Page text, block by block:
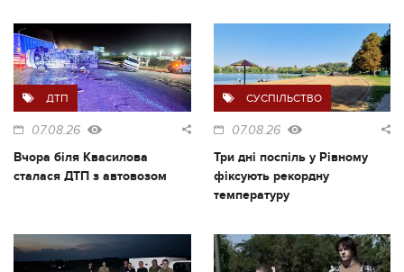
ДТП
07.08.26
Вчора біля Квасилова
сталася ДТП з автовозом
СУСПІЛЬСТВО
07.08.26
Три дні поспіль у Рівному
фіксують рекордну
температуру